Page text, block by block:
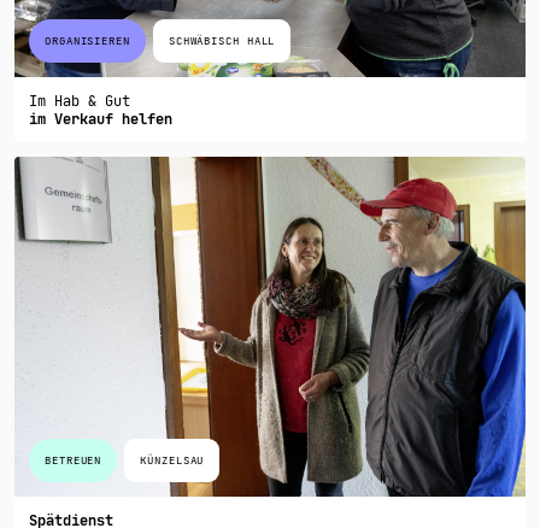
ORGANISIEREN SCHWÄBISCH HALL
Im Hab & Gut
im Verkauf helfen
BETREUEN KÜNZELSAU
Spätdienst